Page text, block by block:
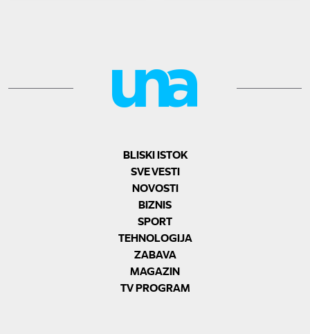
BLISKI ISTOK
SVE VESTI
NOVOSTI
BIZNIS
SPORT
TEHNOLOGIJA
ZABAVA
MAGAZIN
TV PROGRAM